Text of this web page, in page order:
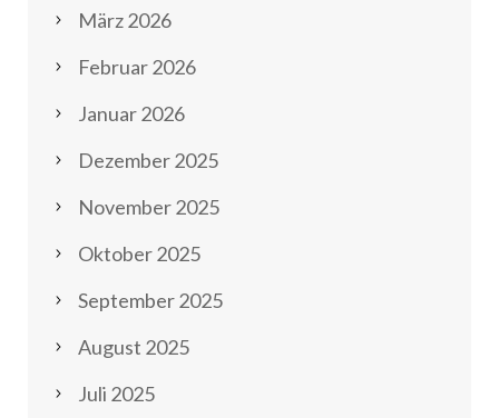
März 2026
Februar 2026
Januar 2026
Dezember 2025
November 2025
Oktober 2025
September 2025
August 2025
Juli 2025